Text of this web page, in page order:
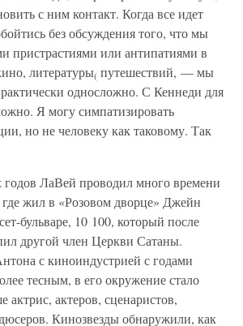
с ним контакт. Когда все идет
без обсуждения того, что мы
пристрастиями или антипатиями в
литературы( путешествий, — мы
односложно. С Кеннеди для
Я могу симпатизировать
но не человеку как таковому. Так
годов ЛаВей проводил много времени
жил в «Розовом дворце» Джейн
бульваре, 10 100, который после
другой член Церкви Сатаны.
с киноиндустрией с годами
тесным, в его окружение стало
актрис, актеров, сценаристов,
Кинозвезды обнаружили, как